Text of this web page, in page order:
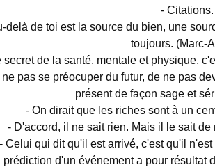
- Citations.
delà de toi est la source du bien, une
toujours. (Marc-
secret de la santé, mentale et physique,
ne pas se préocuper du futur, de ne pas
présent de façon sage et
- On dirait que les riches sont à un
- D'accord, il ne sait rien. Mais il le sait
- Celui qui dit qu'il est arrivé, c'est qu'il
prédiction d'un événement a pour résultat